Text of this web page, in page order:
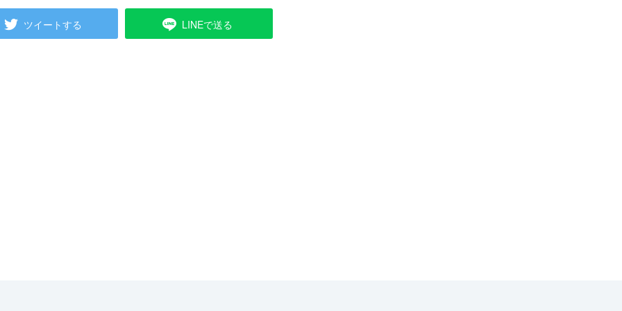
ツイートする LINEで送る